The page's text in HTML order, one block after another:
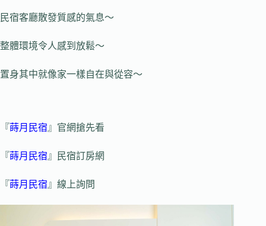
民宿客廳散發質感的氣息～
整體環境令人感到放鬆～
置身其中就像家一樣自在與從容～
『蒔月民宿 』官網搶先看
『蒔月民宿 』民宿訂房網
『蒔月民宿 』線上詢問